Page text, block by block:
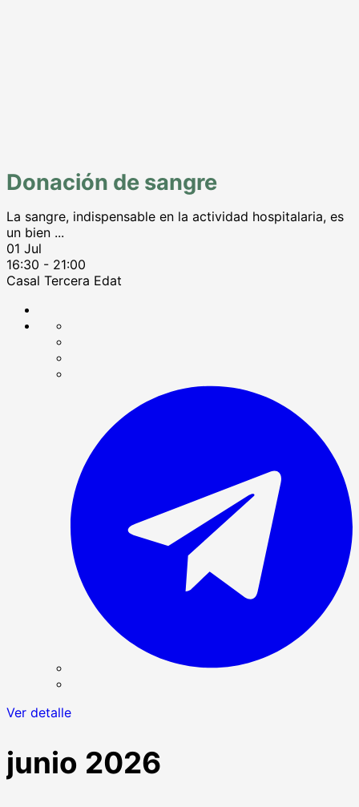
Donación de sangre
La sangre, indispensable en la actividad hospitalaria, es
un bien ...
01 Jul
16:30 - 21:00
Casal Tercera Edat
Ver detalle
junio 2026